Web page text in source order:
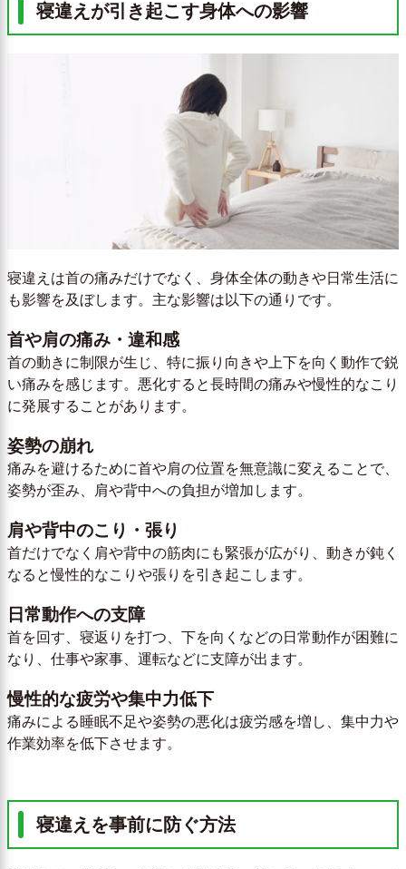
寝違えが引き起こす身体への影響
寝違えは首の痛みだけでなく、身体全体の動きや日常生活に
も影響を及ぼします。主な影響は以下の通りです。
首や肩の痛み・違和感
首の動きに制限が生じ、特に振り向きや上下を向く動作で鋭
い痛みを感じます。悪化すると長時間の痛みや慢性的なこり
に発展することがあります。
姿勢の崩れ
痛みを避けるために首や肩の位置を無意識に変えることで、
姿勢が歪み、肩や背中への負担が増加します。
肩や背中のこり・張り
首だけでなく肩や背中の筋肉にも緊張が広がり、動きが鈍く
なると慢性的なこりや張りを引き起こします。
日常動作への支障
首を回す、寝返りを打つ、下を向くなどの日常動作が困難に
なり、仕事や家事、運転などに支障が出ます。
慢性的な疲労や集中力低下
痛みによる睡眠不足や姿勢の悪化は疲労感を増し、集中力や
作業効率を低下させます。
寝違えを事前に防ぐ方法